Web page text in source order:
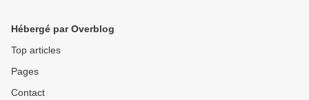
Hébergé par Overblog
Top articles
Pages
Contact